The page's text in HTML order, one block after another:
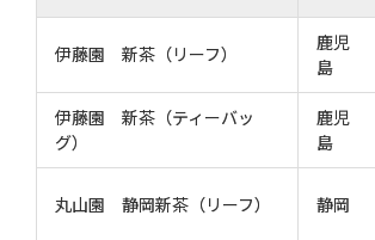
伊藤園 新茶（リーフ）
鹿児
島
伊藤園 新茶（ティーバッ
グ）
鹿児
島
丸山園 静岡新茶（リーフ） 静岡